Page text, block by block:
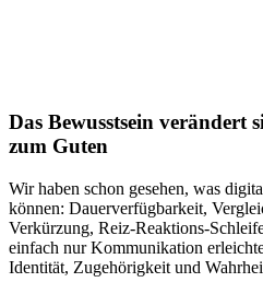
Das Bewusstsein verändert
zum Guten
Wir haben schon gesehen, was
können: Dauerverfügbarkeit,
Verkürzung, Reiz-Reaktions-
einfach nur Kommunikation
Identität, Zugehörigkeit und